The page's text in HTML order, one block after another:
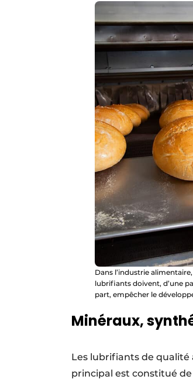
Dans l’industrie
lubrifiants doivent, d’une
part, empêcher le
Minéraux,
Les lubrifiants de
principal est constitué